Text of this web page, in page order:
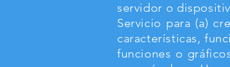
servidor o
Servicio para (a)
características,
funciones o